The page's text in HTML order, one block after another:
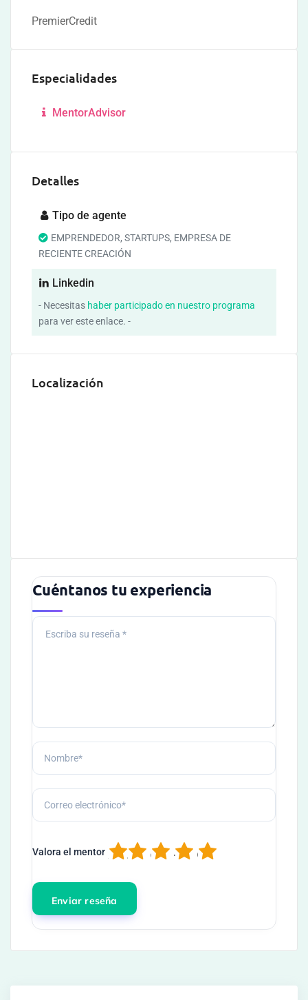
PremierCredit
Especialidades
MentorAdvisor
Detalles
Tipo de agente
EMPRENDEDOR, STARTUPS, EMPRESA DE
RECIENTE CREACIÓN
Linkedin
- Necesitas haber participado en nuestro programa
para ver este enlace. -
Localización
Cuéntanos tu experiencia
Valora el mentor 5
4
3
2
1